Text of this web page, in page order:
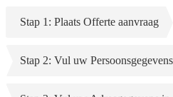
Stap 1: Plaats Offerte aanvraag
Stap 2: Vul uw